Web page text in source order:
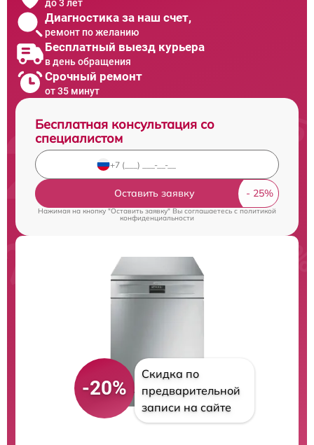
до 3 лет
Диагностика за наш счет,
ремонт по желанию
Бесплатный выезд курьера
в день обращения
Срочный ремонт
от 35 минут
Бесплатная консультация со
специалистом
Оставить заявку
Нажимая на кнопку "Оставить заявку" Вы соглашаетесь cполитикой
конфиденциальности
-20%
Скидка по
предварительной
записи на сайте